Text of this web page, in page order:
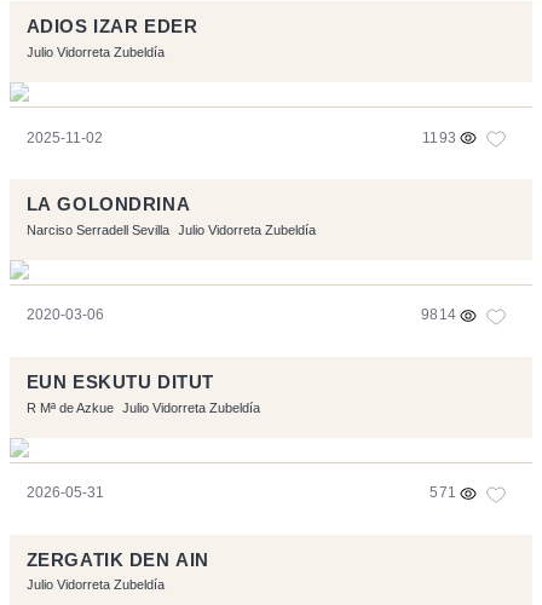
ADIOS IZAR EDER
Julio Vidorreta Zubeldía
2025-11-02 1193
LA GOLONDRINA
Narciso Serradell Sevilla Julio Vidorreta Zubeldía
2020-03-06 9814
EUN ESKUTU DITUT
R Mª de Azkue Julio Vidorreta Zubeldía
2026-05-31 571
ZERGATIK DEN AIN
Julio Vidorreta Zubeldía